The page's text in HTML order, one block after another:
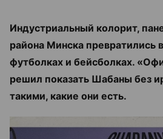
Индустриальный колорит,
района Минска превратились
футболках и бейсболках.
решил показать Шабаны без
такими, какие они есть.